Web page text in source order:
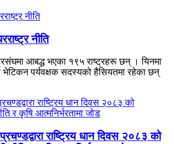
नीति
आबद्ध भएका १९५ राष्ट्रहरू छन् । यिनमा
भेटिकन पर्यवक्षक सदस्यको हैसियतमा रहेका छन्
राष्ट्रिय धान दिवस २०८३ को